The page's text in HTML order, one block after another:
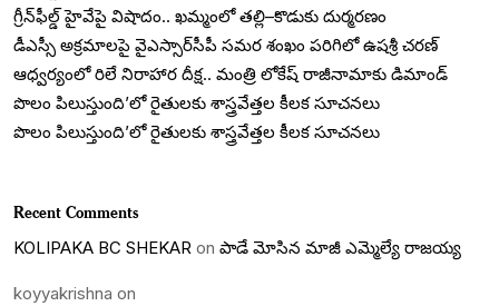
గ్రీన్‌ఫీల్డ్ హైవేపై విషాదం.. ఖమ్మంలో తల్లి–కొడుకు దుర్మరణం
డీఎస్సీ అక్రమాలపై వైఎస్సార్‌సీపీ సమర శంఖం పరిగిలో ఉషశ్రీ చరణ్
ఆధ్వర్యంలో రిలే నిరాహార దీక్ష.. మంత్రి లోకేష్ రాజీనామాకు డిమాండ్
పొలం పిలుస్తుంది’లో రైతులకు శాస్త్రవేత్తల కీలక సూచనలు
పొలం పిలుస్తుంది’లో రైతులకు శాస్త్రవేత్తల కీలక సూచనలు
Recent Comments
KOLIPAKA BC SHEKAR on పాడే మోసిన మాజీ ఎమ్మెల్యే రాజయ్య
koyyakrishna on